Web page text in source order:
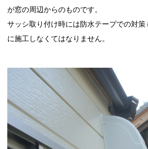
が窓の周辺からのものです。
サッシ取り付け時には防水テープでの対策
に施工しなくてはなりません。